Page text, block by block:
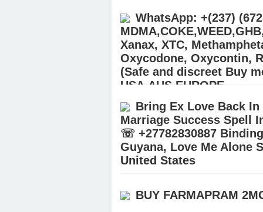
WhatsApp: +(237)
Xanax, XTC,
Oxycodone, Oxycontin,
(Safe and discreet Buy
USA,AUS,EUROPE
Buy Pain killers
STEROIDS (Ecstasy/Nembutal) |
Hydrocodone, Alprazolam Powder,
Bring Ex Love Back
Marriage Success Spell
☏ +27782830887
Guyana, Love Me Alone
United States
City Call ☏ +27782830887 Binding
Aliwal North Town In Sout
BUY FARMAPRAM